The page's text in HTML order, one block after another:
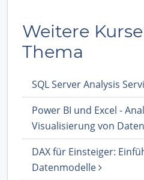
Weitere
Thema
SQL Server Analysis
Power BI und Excel -
Visualisierung von Daten
DAX für Einsteiger:
Datenmodelle